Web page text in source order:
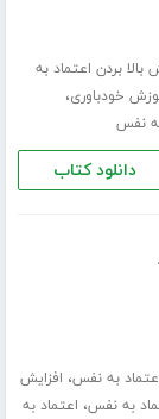
بالا بردن اعتماد به
خودباوری،
نفس
دانلود کتاب
به نفس، افزایش
به نفس، اعتماد به